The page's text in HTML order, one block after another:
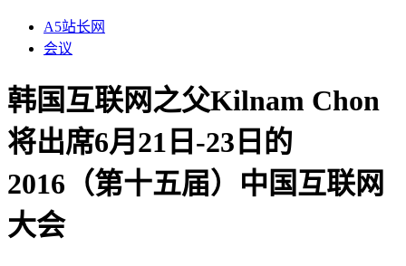
A5站长网
会议
韩国互联网之父Kilnam Chon
将出席6月21日-23日的
2016（第十五届）中国互联网
大会